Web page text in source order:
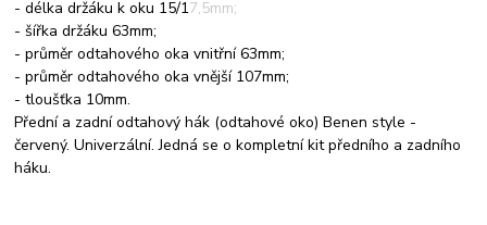
- délka držáku k oku 15/17,5mm;
- šířka držáku 63mm;
- průměr odtahového oka vnitřní 63mm;
- průměr odtahového oka vnější 107mm;
- tloušťka 10mm.
Přední a zadní odtahový hák (odtahové oko) Benen style -
červený. Univerzální. Jedná se o kompletní kit předního a zadního
háku.